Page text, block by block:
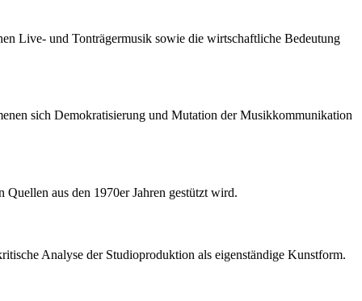
Live- und Tonträgermusik sowie die wirtschaftliche Bedeutung
sich Demokratisierung und Mutation der Musikkommunikation
aus den 1970er Jahren gestützt wird.
Analyse der Studioproduktion als eigenständige Kunstform.